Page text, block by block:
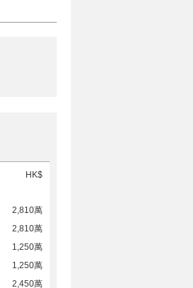
HK$
2,810萬
2,810萬
1,250萬
1,250萬
2,450萬